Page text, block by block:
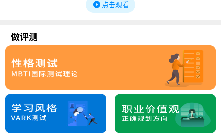
点击观看
做评测